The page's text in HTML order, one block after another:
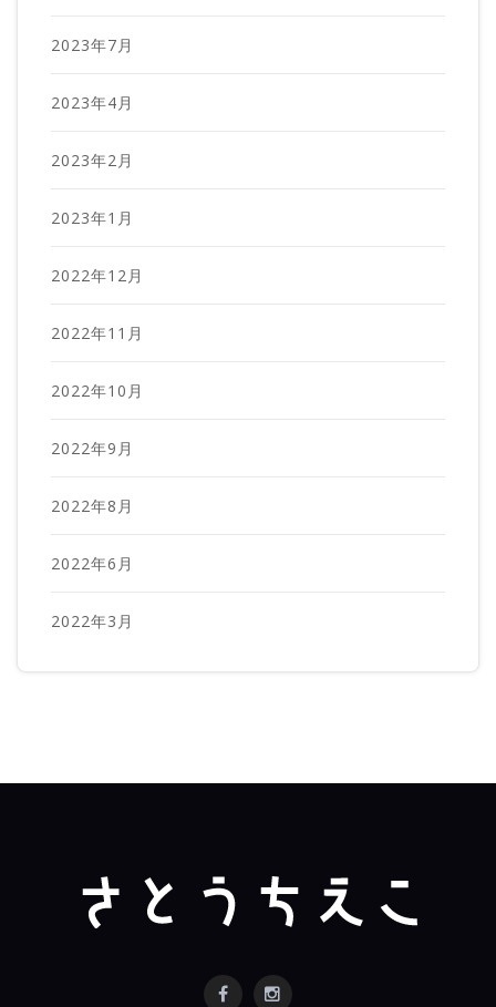
2023年7月
2023年4月
2023年2月
2023年1月
2022年12月
2022年11月
2022年10月
2022年9月
2022年8月
2022年6月
2022年3月